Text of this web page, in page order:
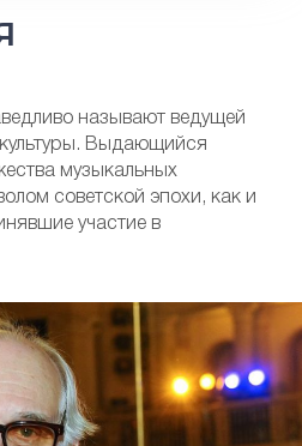
за лучшую музыку к фильму
называют ведущей
Выдающийся
музыкальных
советской эпохи, как и
участие в